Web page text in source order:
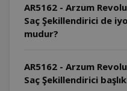
AR5162 - Arzum
Saç Şekillendirici de
mudur?
AR5162 - Arzum
Saç Şekillendirici